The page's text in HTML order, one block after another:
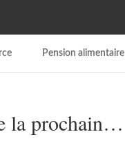
Pension alimentaire
la prochain…